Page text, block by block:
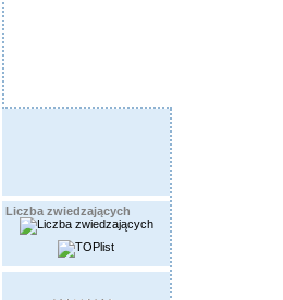
Liczba zwiedzających